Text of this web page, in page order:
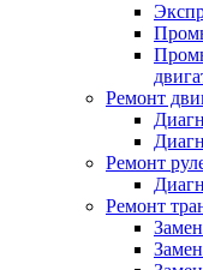
Ремонт
Ремонт
Ремонт